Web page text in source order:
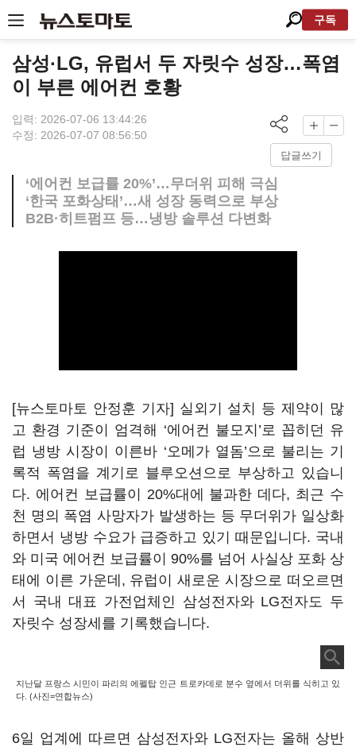
구독
삼성·LG, 유럽서 두 자릿수 성장…폭염
이 부른 에어컨 호황
입력: 2026-07-06 13:44:26
수정: 2026-07-07 08:56:50
답글쓰기
‘에어컨 보급률 20%’…무더위 피해 극심
‘한국 포화상태’…새 성장 동력으로 부상
B2B·히트펌프 등…냉방 솔루션 다변화
[뉴스토마토 안정훈 기자] 실외기 설치 등 제약이 많
고 환경 기준이 엄격해 ‘에어컨 불모지’로 꼽히던 유
럽 냉방 시장이 이른바 ‘오메가 열돔’으로 불리는 기
록적 폭염을 계기로 블루오션으로 부상하고 있습니
다. 에어컨 보급률이 20%대에 불과한 데다, 최근 수
천 명의 폭염 사망자가 발생하는 등 무더위가 일상화
하면서 냉방 수요가 급증하고 있기 때문입니다. 국내
와 미국 에어컨 보급률이 90%를 넘어 사실상 포화 상
태에 이른 가운데, 유럽이 새로운 시장으로 떠오르면
서 국내 대표 가전업체인 삼성전자와 LG전자도 두
자릿수 성장세를 기록했습니다.
지난달 프랑스 시민이 파리의 에펠탑 인근 트로카데로 분수 옆에서 더위를 식히고 있
다. (사진=연합뉴스)
6일 업계에 따르면 삼성전자와 LG전자는 올해 상반